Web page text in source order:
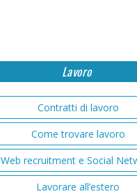
Lavoro
Contratti di lavoro
Come trovare lavoro
Web recruitment e Social
Lavorare all’estero